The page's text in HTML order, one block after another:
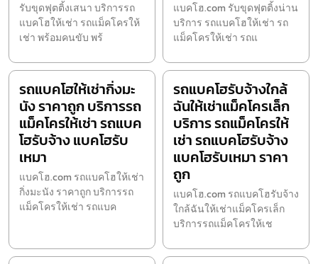
รับขุดฟุตติ้งเสนา บริการรถ
แบคโฮให้เช่า รถแม็คโครให้
เช่า พร้อมคนขับ พร้
แบคโฮ.com รับขุดฟุตติ้งน่าน
บริการ รถแบคโฮให้เช่า รถ
แม็คโครให้เช่า รถแ
รถแบคโฮให้เช่ากิ่งมะ
นัง ราคาถูก บริการรถ
แม็คโครให้เช่า รถแบค
โฮรับจ้าง แบคโฮรับ
เหมา
แบคโฮ.com รถแบคโฮให้เช่า
กิ่งมะนัง ราคาถูก บริการรถ
แม็คโครให้เช่า รถแบค
รถแบคโฮรับจ้างใกล้
ฉันให้เช่าแม็คโครเล็ก
บริการ รถแม็คโครให้
เช่า รถแบคโฮรับจ้าง
แบคโฮรับเหมา ราคา
ถูก
แบคโฮ.com รถแบคโฮรับจ้าง
ใกล้ฉันให้เช่าแม็คโครเล็ก
บริการรถแม็คโครให้เช